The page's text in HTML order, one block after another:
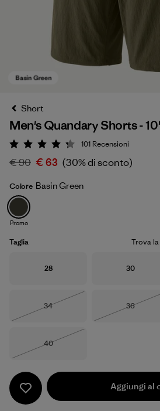
Basin Green
Short
Men's Quandary Shorts -
Valutazione: 4.2 / 5
101 Recensioni
€ 90 € 63 (30% di sconto)
Colore Basin Green
Promo
Taglia Trova
Taglia
28 Taglia
30
Taglia
34
Taglia
36
Taglia
40
Aggiungi al